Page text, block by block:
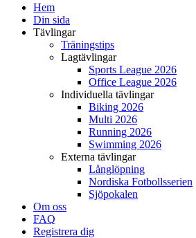
Hem
Din sida
Tävlingar
Träningstips
Lagtävlingar
Sports League 2026
Office League 2026
Individuella tävlingar
Biking 2026
Multi 2026
Running 2026
Swimming 2026
Externa tävlingar
Långlöpning
Nordiska Fotbollsserien
Sjöpokalen
Om oss
FAQ
Registrera dig